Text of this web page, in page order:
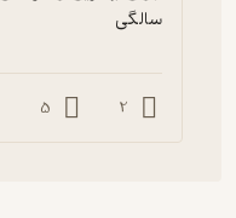
سالگی
2
5